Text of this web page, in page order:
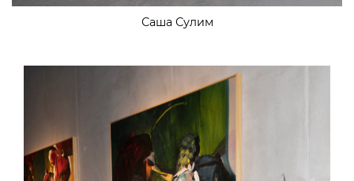
Саша Сулим